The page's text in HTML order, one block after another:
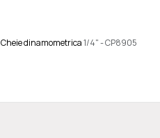
Cheie dinamometrica1/4" - CP8905